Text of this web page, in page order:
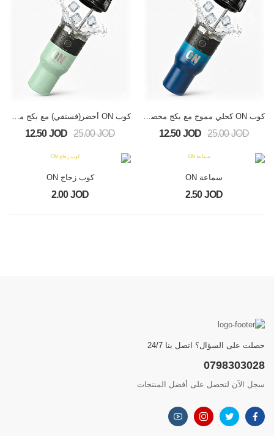
كوب ON كحلي مموج مع بكج مخصص
12.50 JOD 25.00 JOD
كوب ON أخضر(فستقي) مع بكج مخصص
12.50 JOD 25.00 JOD
سماعة ON
2.50 JOD
كوب زجاج ON
2.00 JOD
حصلت على السؤال؟ اتصل بنا 24/7
0798303028
سجل الآن لتحصل على أفضل المنتجات